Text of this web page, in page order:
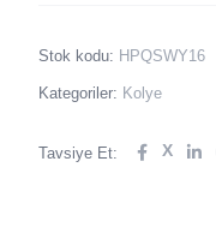
Stok kodu: HPQSWY16
Kategoriler: Kolye
Tavsiye Et: X